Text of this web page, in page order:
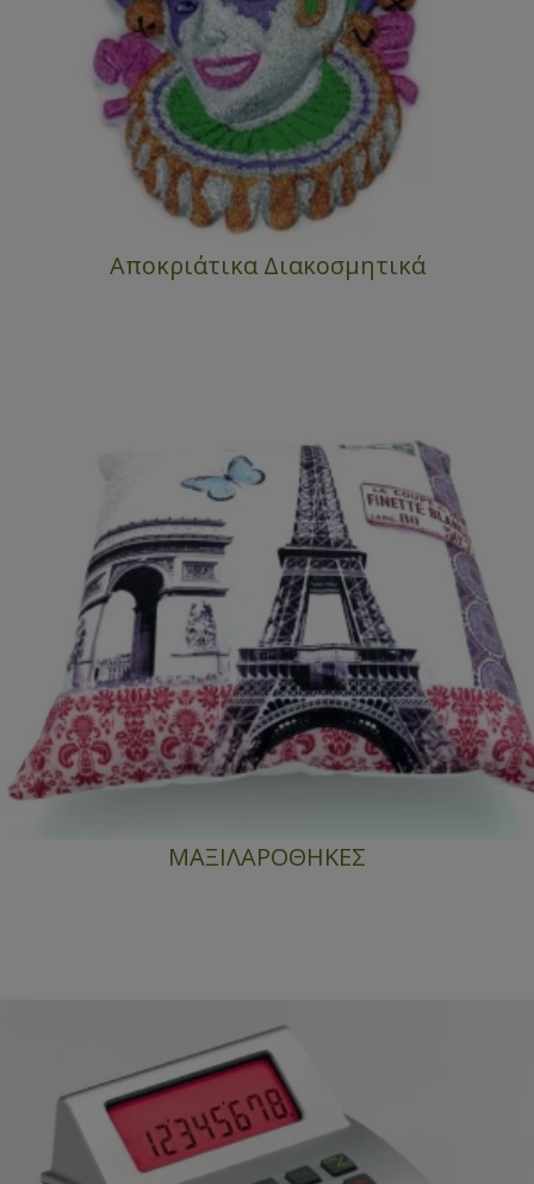
Αποκριάτικα Διακοσμητικά
ΜΑΞΙΛΑΡΟΘΗΚΕΣ